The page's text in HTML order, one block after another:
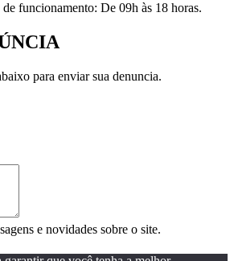
funcionamento: De 09h às 18 horas.
para enviar sua denuncia.
e novidades sobre o site.